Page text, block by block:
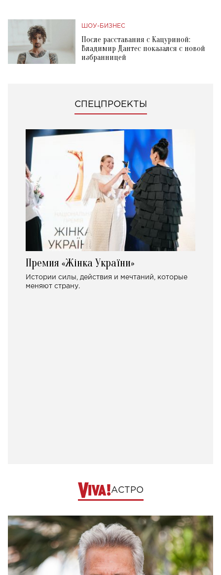
ШОУ-БИЗНЕС
После расставания с Кацуриной:
Владимир Дантес показался с новой
избранницей
СПЕЦПРОЕКТЫ
Премия «Жінка України»
Истории силы, действия и мечтаний, которые
меняют страну.
АСТРО